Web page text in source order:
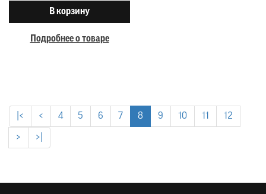
В корзину
Подробнее о товаре
|< < 4 5 6 7 8 9 10 11 12
> >|